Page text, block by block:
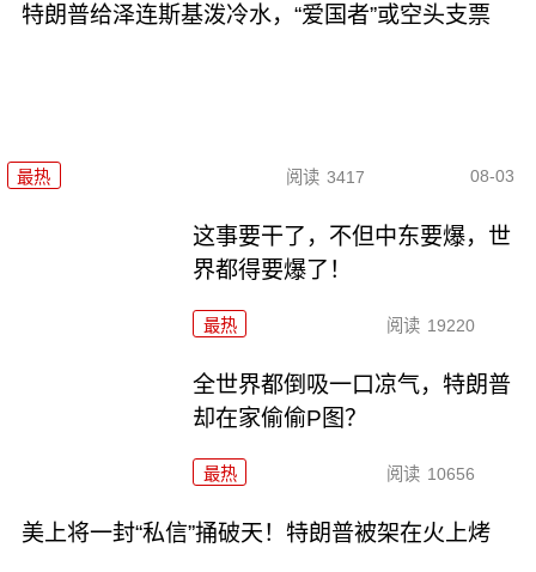
特朗普给泽连斯基泼冷水，“爱国者”或空头支票
最热 阅读 3417 08-03
这事要干了，不但中东要爆，世
界都得要爆了！
最热 阅读 19220
全世界都倒吸一口凉气，特朗普
却在家偷偷P图？
最热 阅读 10656
美上将一封“私信”捅破天！特朗普被架在火上烤